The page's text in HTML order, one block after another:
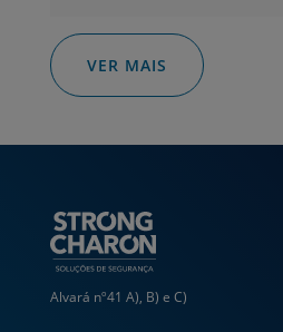
VER MAIS
Alvará nº41 A), B) e C)